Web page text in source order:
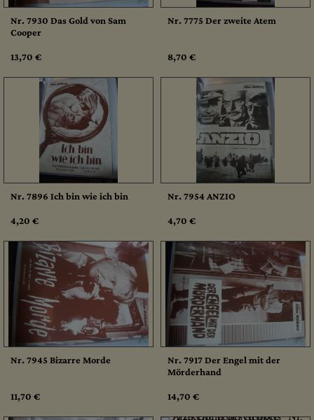
Nr. 7930 Das Gold von Sam
Cooper
13,70 €
Nr. 7775 Der zweite Atem
8,70 €
Nr. 7896 Ich bin wie ich bin
4,20 €
Nr. 7954 ANZIO
4,70 €
Nr. 7945 Bizarre Morde
11,70 €
Nr. 7917 Der Engel mit der
Mörderhand
14,70 €